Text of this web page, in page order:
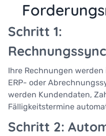
Schritt 1:
Ihre Rechnungen
ERP- oder
werden Kundendaten,
Fälligkeitstermine
Schritt 2: